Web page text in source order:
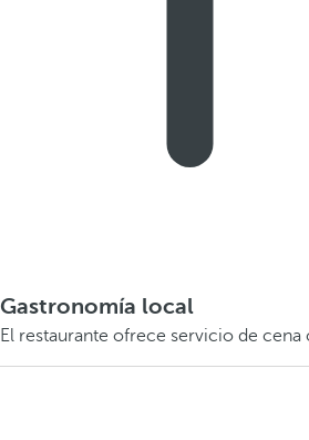
Gastronomía local
El restaurante ofrece servicio de